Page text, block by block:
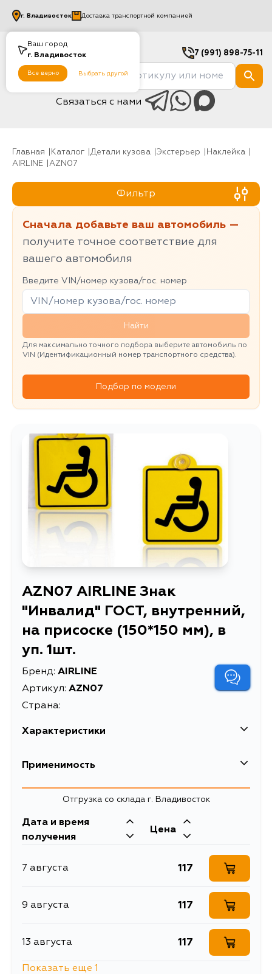
Ваш город
г. Владивосток
Все верно Выбрать другой
г. Владивосток Доставка транспортной компанией
7 (991) 898-75-11
Связаться с нами
Главная Каталог Детали кузова Экстерьер
Наклейка
AIRLINE
AZN07
Фильтр
Сначала добавьте ваш автомобиль —
получите точное соответствие для
вашего автомобиля
Введите VIN/номер кузова/гос. номер
Найти
Для максимально точного подбора выберите автомобиль по
VIN (Идентификационный номер транспортного средства).
Подбор по модели
AZN07 AIRLINE Знак
"Инвалид" ГОСТ, внутренний,
на присоске (150*150 мм), в
уп. 1шт.
Бренд: AIRLINE
Артикул: AZN07
Страна:
Характеристики
EAN-13
Длина упаковки, мм 10
Масса, кг 0.011
Знак "Инвалид" ГОСТ,
внутренний, на присоске
(150*150 мм), в уп. 1шт.
Применимость
Отгрузка со склада г. Владивосток
Дата и время
получения
Цена
7 августа 117
9 августа 117
13 августа 117
Показать еще 1